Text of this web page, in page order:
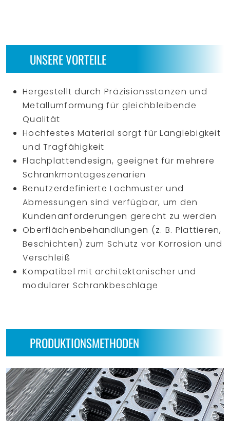
UNSERE VORTEILE
Hergestellt durch Präzisionsstanzen und
Metallumformung für gleichbleibende
Qualität
Hochfestes Material sorgt für Langlebigkeit
und Tragfähigkeit
Flachplattendesign, geeignet für mehrere
Schrankmontageszenarien
Benutzerdefinierte Lochmuster und
Abmessungen sind verfügbar, um den
Kundenanforderungen gerecht zu werden
Oberflächenbehandlungen (z. B. Plattieren,
Beschichten) zum Schutz vor Korrosion und
Verschleiß
Kompatibel mit architektonischer und
modularer Schrankbeschläge
PRODUKTIONSMETHODEN